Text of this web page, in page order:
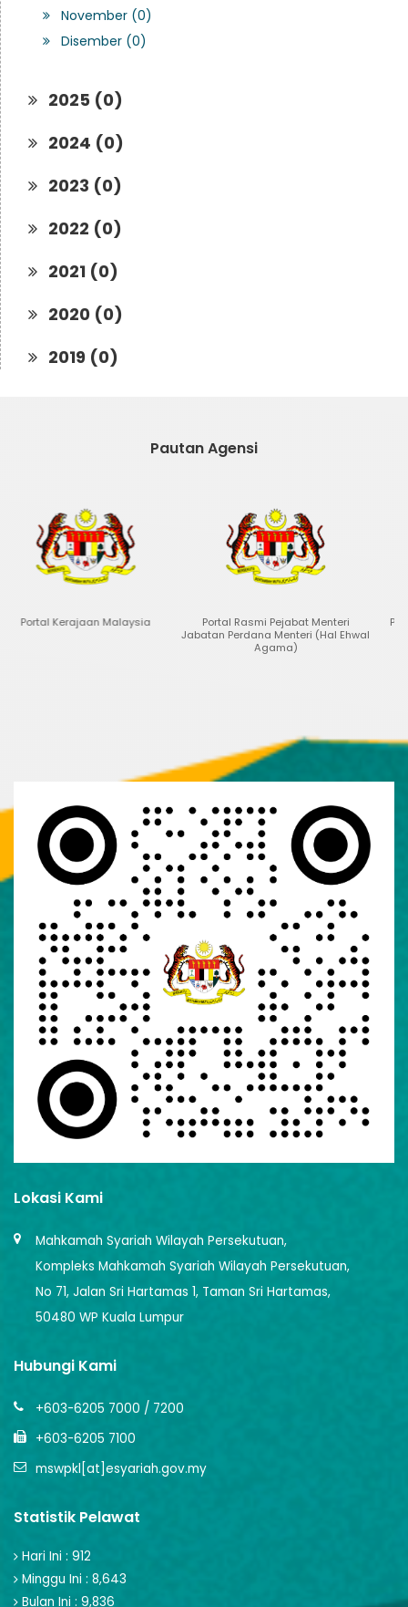
November (0)
Disember (0)
2025 (0)
2024 (0)
2023 (0)
2022 (0)
2021 (0)
2020 (0)
2019 (0)
Pautan Agensi
Portal Rasmi Pejabat Menteri
Jabatan Perdana Menteri (Hal Ehwal
Portal Data Terbuka
Lokasi Kami
Mahkamah Syariah Wilayah Persekutuan,
Kompleks Mahkamah Syariah Wilayah Persekutuan,
No 71, Jalan Sri Hartamas 1, Taman Sri Hartamas,
50480 WP Kuala Lumpur
Hubungi Kami
+603-6205 7000 / 7200
+603-6205 7100
mswpkl[at]esyariah.gov.my
Statistik Pelawat
Hari Ini : 912
Minggu Ini : 8,643
Bulan Ini : 9,836